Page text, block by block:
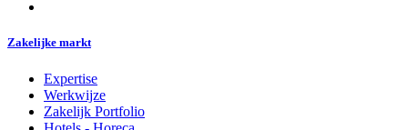
Zakelijke markt
Expertise
Werkwijze
Zakelijk Portfolio